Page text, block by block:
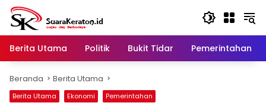
Langsung
konten
Berita Utama
Politik Bukit Tidar Pemerintahan
Beranda Berita Utama
Berita Utama Ekonomi Pemerintahan